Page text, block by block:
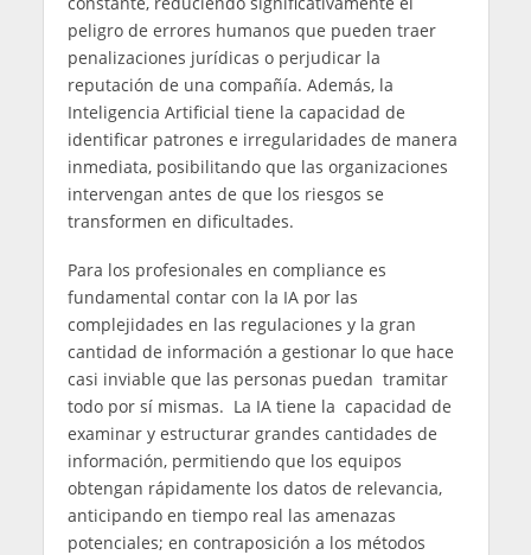
peligro de errores humanos que pueden traer
penalizaciones jurídicas o perjudicar la
reputación de una compañía. Además, la
Inteligencia Artificial tiene la capacidad de
identificar patrones e irregularidades de manera
inmediata, posibilitando que las organizaciones
intervengan antes de que los riesgos se
transformen en dificultades.
Para los profesionales en compliance es
fundamental contar con la IA por las
complejidades en las regulaciones y la gran
cantidad de información a gestionar lo que hace
casi inviable que las personas puedan tramitar
todo por sí mismas. La IA tiene la capacidad de
examinar y estructurar grandes cantidades de
información, permitiendo que los equipos
obtengan rápidamente los datos de relevancia,
anticipando en tiempo real las amenazas
potenciales; en contraposición a los métodos